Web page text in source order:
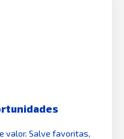
valor. Salve favoritas,